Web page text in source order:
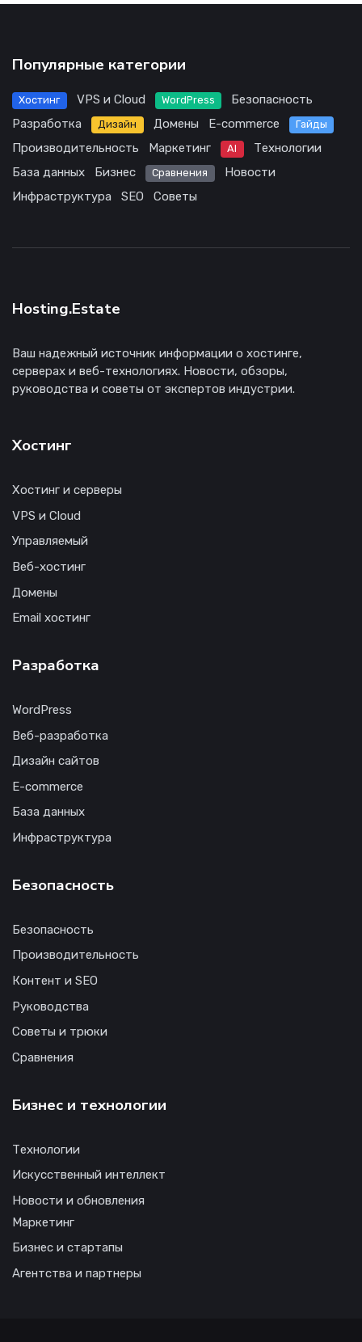
Популярные категории
Хостинг VPS и Cloud WordPress
Безопасность
Разработка
Дизайн Домены E-commerce Гайды
Производительность Маркетинг AI
Технологии
База данных
Бизнес Сравнения
Новости
Инфраструктура
SEO Советы
Hosting.Estate
Ваш надежный источник информации о хостинге,
серверах и веб-технологиях. Новости, обзоры,
руководства и советы от экспертов индустрии.
Хостинг
Хостинг и серверы
VPS и Cloud
Управляемый
Веб-хостинг
Домены
Email хостинг
Разработка
WordPress
Веб-разработка
Дизайн сайтов
E-commerce
База данных
Инфраструктура
Безопасность
Безопасность
Производительность
Контент и SEO
Руководства
Советы и трюки
Сравнения
Бизнес и технологии
Технологии
Искусственный интеллект
Новости и обновления
Маркетинг
Бизнес и стартапы
Агентства и партнеры